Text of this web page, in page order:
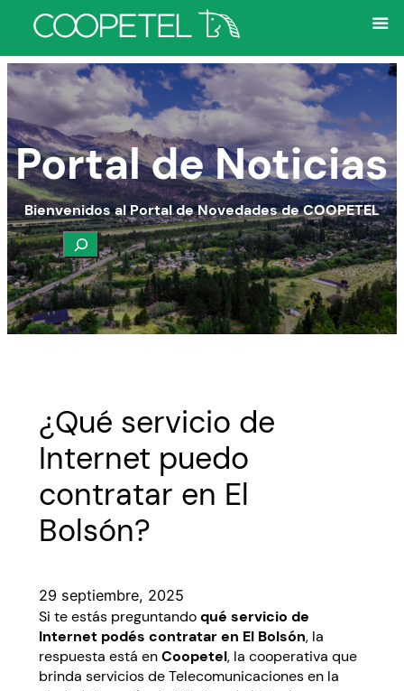
Portal de Noticias
Bienvenidos al Portal de Novedades de COOPETEL
Buscar
¿Qué servicio de
Internet puedo
contratar en El
Bolsón?
29 septiembre, 2025
Si te estás preguntandoqué servicio de
Internet podés contratar en El Bolsón, la
respuesta está enCoopetel, la cooperativa que
brinda servicios de Telecomunicaciones en la